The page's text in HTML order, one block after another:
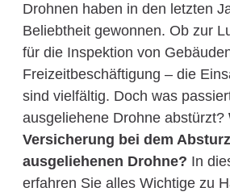
Drohnen haben in den letzten
Beliebtheit gewonnen. Ob zur
für die Inspektion von
Freizeitbeschäftigung – die
sind vielfältig. Doch was
ausgeliehene Drohne abstürzt?
Versicherung bei dem
ausgeliehenen Drohne? In
erfahren Sie alles Wichtige zu